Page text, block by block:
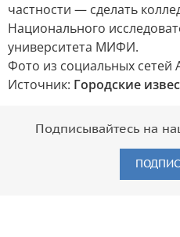
частности — сделать
Национального
университета МИФИ.
Фото из социальных сетей
Источник: Городские
Подписывайтесь на